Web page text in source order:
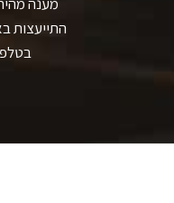
התייעצות
בטלפון 04-